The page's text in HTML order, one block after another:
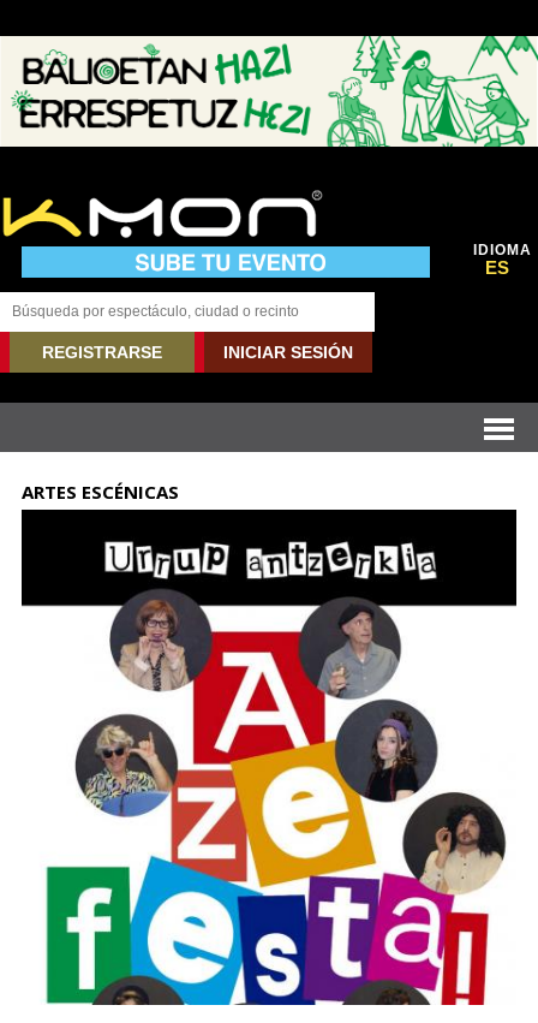
IDIOMA
ES
REGISTRARSE INICIAR SESIÓN
ARTES ESCÉNICAS